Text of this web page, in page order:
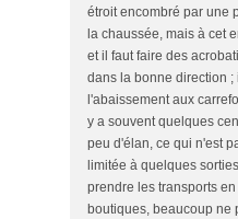
étroit encombré par une
la chaussée, mais à cet
et il faut faire des
dans la bonne direction ;
l'abaissement aux
y a souvent quelques
peu d'élan, ce qui n'est
limitée à quelques
prendre les transports
boutiques, beaucoup ne